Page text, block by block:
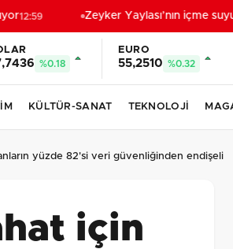
12:59 Zeyker Yaylası’nın içme
%0.18
EURO
55,2510 %0.32
KÜLTÜR-SANAT TEKNOLOJİ
yüzde 82'si veri güvenliğinden endişeli
için